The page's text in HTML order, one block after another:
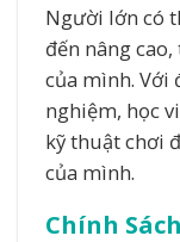
Người lớn có
đến nâng
của mình. Với
nghiệm, học
kỹ thuật chơi
của mình.
Chính